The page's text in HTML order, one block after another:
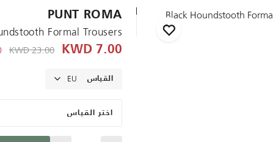
PUNT ROMA
Formal Trousers
7.00 KWD
reduced from
23.00 KWD
القياس EU
اختر القياس